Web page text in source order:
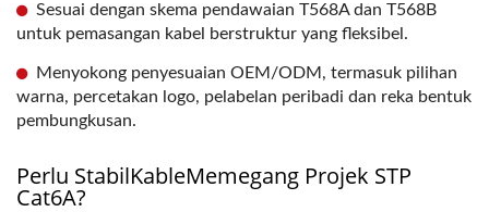
Sesuai dengan skema pendawaian T568A dan T568B
untuk pemasangan kabel berstruktur yang fleksibel.
Menyokong penyesuaian OEM/ODM, termasuk pilihan
warna, percetakan logo, pelabelan peribadi dan reka bentuk
pembungkusan.
Perlu StabilKableMemegang Projek STP
Cat6A?